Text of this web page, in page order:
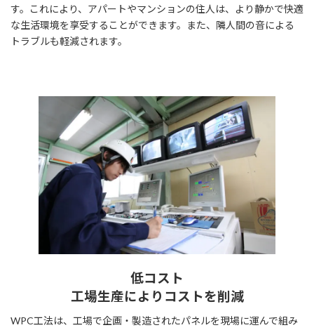
す。これにより、アパートやマンションの住人は、より静かで快適
な生活環境を享受することができます。また、隣人間の音による
トラブルも軽減されます。
低コスト
工場生産によりコストを削減
WPC工法は、工場で企画・製造されたパネルを現場に運んで組み